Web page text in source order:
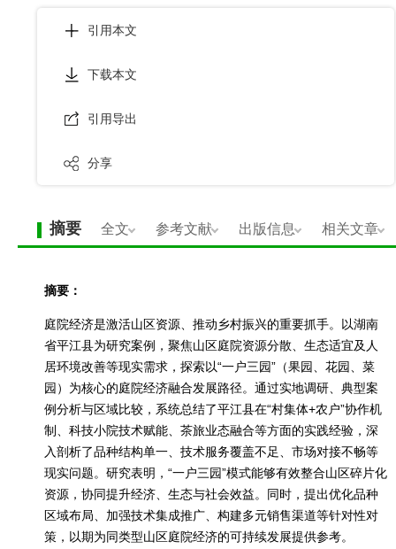
引用本文
下载本文
引用导出
分享
摘要 全文 参考文献 出版信息 相关文章
摘要：
庭院经济是激活山区资源、推动乡村振兴的重要抓手。以湖南
省平江县为研究案例，聚焦山区庭院资源分散、生态适宜及人
居环境改善等现实需求，探索以“一户三园”（果园、花园、菜
园）为核心的庭院经济融合发展路径。通过实地调研、典型案
例分析与区域比较，系统总结了平江县在“村集体+农户”协作机
制、科技小院技术赋能、茶旅业态融合等方面的实践经验，深
入剖析了品种结构单一、技术服务覆盖不足、市场对接不畅等
现实问题。研究表明，“一户三园”模式能够有效整合山区碎片化
资源，协同提升经济、生态与社会效益。同时，提出优化品种
区域布局、加强技术集成推广、构建多元销售渠道等针对性对
策，以期为同类型山区庭院经济的可持续发展提供参考。